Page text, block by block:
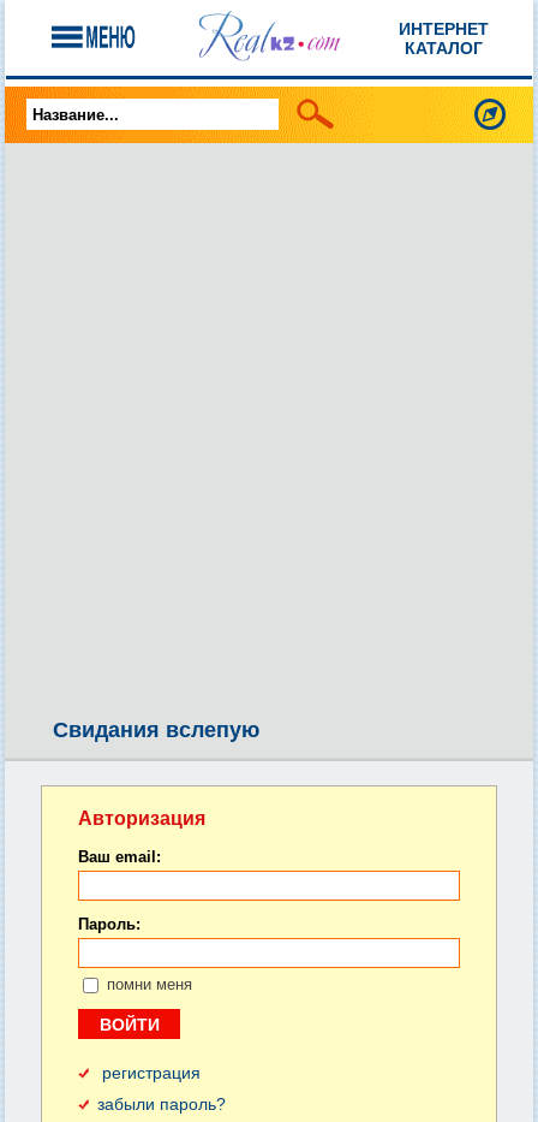
ИНТЕРНЕТ
КАТАЛОГ
Свидания вслепую
Авторизация
Ваш email:
Пароль:
помни меня
регистрация
забыли пароль?